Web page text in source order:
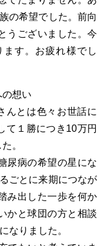
の希望でした。前向
うございました。今
す。お疲れ様でし
の想い
んとは色々お世話に
て１勝につき10万円
。
尿病の希望の星にな
ごとに来期につなが
み出した一歩を何か
かと球団の方と相談
なりました。